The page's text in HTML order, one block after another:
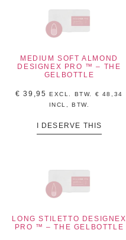
MEDIUM SOFT ALMOND
DESIGNEX PRO ™ – THE
GELBOTTLE
€ 39,95 EXCL. BTW. € 48,34
INCL, BTW.
I DESERVE THIS
LONG STILETTO DESIGNEX
PRO ™ – THE GELBOTTLE